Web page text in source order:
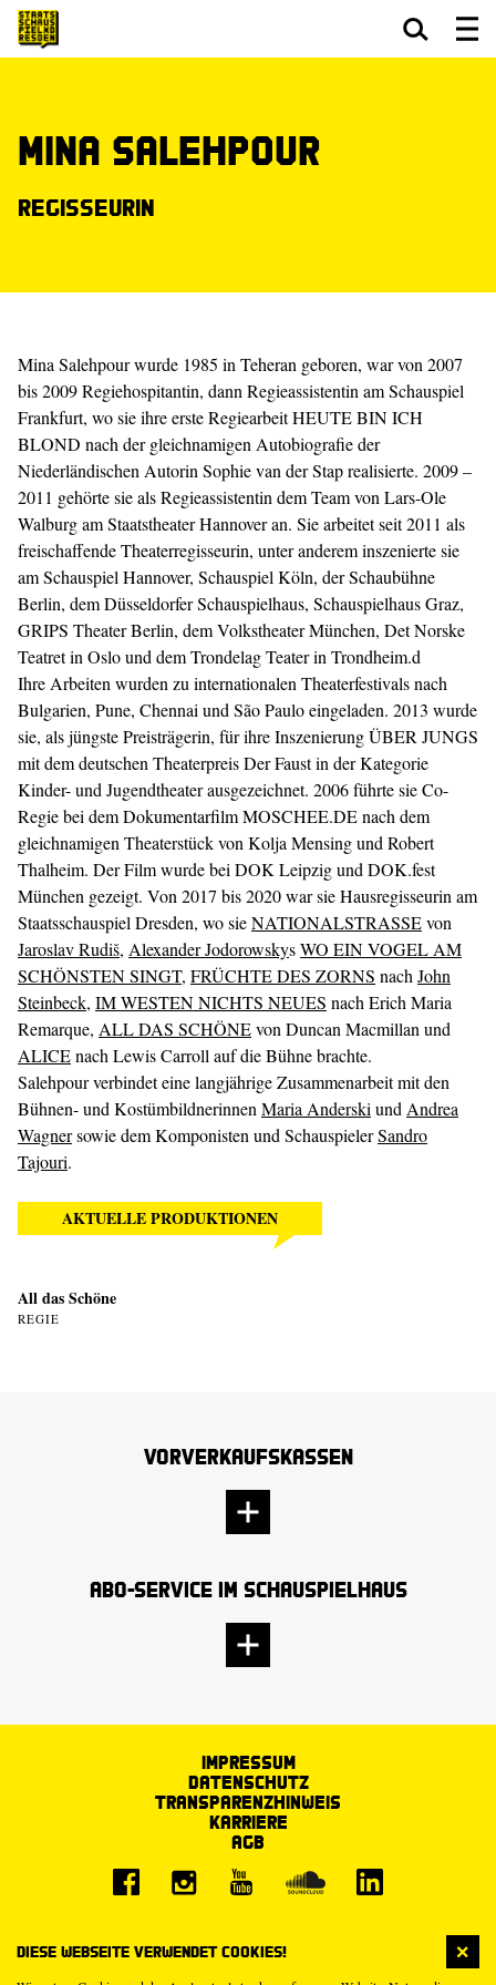
Diese Webseite verwendet Cookies!
Mina Salehpour
Regisseurin
Mina Salehpour wurde 1985 in Teheran geboren, war von 2007
bis 2009 Regiehospitantin, dann Regieassistentin am Schauspiel
Frankfurt, wo sie ihre erste Regiearbeit HEUTE BIN ICH
BLOND nach der gleichnamigen Autobiografie der
Niederländischen Autorin Sophie van der Stap realisierte. 2009 –
2011 gehörte sie als Regieassistentin dem Team von Lars-Ole
Walburg am Staatstheater Hannover an. Sie arbeitet seit 2011 als
freischaffende Theaterregisseurin, unter anderem inszenierte sie
am Schauspiel Hannover, Schauspiel Köln, der Schaubühne
Berlin, dem Düsseldorfer Schauspielhaus, Schauspielhaus Graz,
GRIPS Theater Berlin, dem Volkstheater München, Det Norske
Teatret in Oslo und dem Trondelag Teater in Trondheim.d
Ihre Arbeiten wurden zu internationalen Theaterfestivals nach
Bulgarien, Pune, Chennai und São Paulo eingeladen. 2013 wurde
sie, als jüngste Preisträgerin, für ihre Inszenierung ÜBER JUNGS
mit dem deutschen Theaterpreis Der Faust in der Kategorie
Kinder- und Jugendtheater ausgezeichnet. 2006 führte sie Co-
Regie bei dem Dokumentarfilm MOSCHEE.DE nach dem
gleichnamigen Theaterstück von Kolja Mensing und Robert
Thalheim. Der Film wurde bei DOK Leipzig und DOK.fest
München gezeigt. Von 2017 bis 2020 war sie Hausregisseurin am
Staatsschauspiel Dresden, wo sieNATIONALSTRASSEvon
Jaroslav Rudiš, Alexander JodorowskysWO EIN VOGEL AM
SCHÖNSTEN SINGT, FRÜCHTE DES ZORNS nach John
Steinbeck, IM WESTEN NICHTS NEUES nach Erich Maria
Remarque, ALL DAS SCHÖNEvon Duncan Macmillan und
ALICEnach Lewis Carroll auf die Bühne brachte.
Salehpour verbindet eine langjährige Zusammenarbeit mit den
Bühnen- und Kostümbildnerinnen Maria Anderski und Andrea
Wagnersowie dem Komponisten und SchauspielerSandro
Tajouri.
AKTUELLE PRODUKTIONEN
All das Schöne
REGIE
Vorverkaufskassen
Abo-Service im Schauspielhaus
Impressum
Datenschutz
Transparenzhinweis
Karriere
AGB